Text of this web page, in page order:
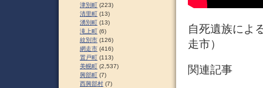
自死遺族によ
走市）
関連記事
津別町 (223)
清里町 (13)
湧別町 (13)
滝上町 (6)
紋別市 (126)
網走市 (416)
置戸町 (113)
美幌町 (2,537)
興部町 (7)
西興部村 (7)